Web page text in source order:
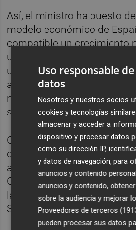
Así, el ministro ha puesto de
modelo económico de
compatible un crecimiento
una moderación de los
una de las razones por las
analistas se están
nuestras previsiones, no
sino también para el 2025",
Carlos Cuerpo también ha
datos "excelentes" del
adelantados ayer por él
Comisión Mixta para la
la evolución de la afiliación a
Social hasta mediados de
Uso responsable de
datos
Nosotros y nuestros socios
cookies y tecnologías
almacenar y acceder a
dispositivo y procesar datos
como su dirección IP,
y datos de navegación, para
anuncios y contenido
anuncios y contenido,
sobre la audiencia y mejorar
Proveedores de terceros
pueden procesar sus datos